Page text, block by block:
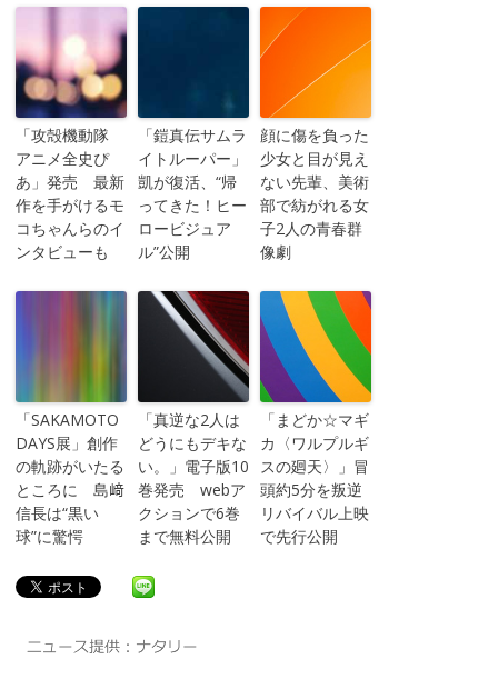
「攻殻機動隊
アニメ全史ぴ
あ」発売 最新
作を手がけるモ
コちゃんらのイ
ンタビューも
「鎧真伝サムラ
イトルーパー」
凱が復活、“帰
ってきた！ヒー
ロービジュア
ル”公開
顔に傷を負った
少女と目が見え
ない先輩、美術
部で紡がれる女
子2人の青春群
像劇
「SAKAMOTO
DAYS展」創作
の軌跡がいたる
ところに 島﨑
信長は“黒い
球”に驚愕
「真逆な2人は
どうにもデキな
い。」電子版10
巻発売 webア
クションで6巻
まで無料公開
「まどか☆マギ
カ〈ワルプルギ
スの廻天〉」冒
頭約5分を叛逆
リバイバル上映
で先行公開